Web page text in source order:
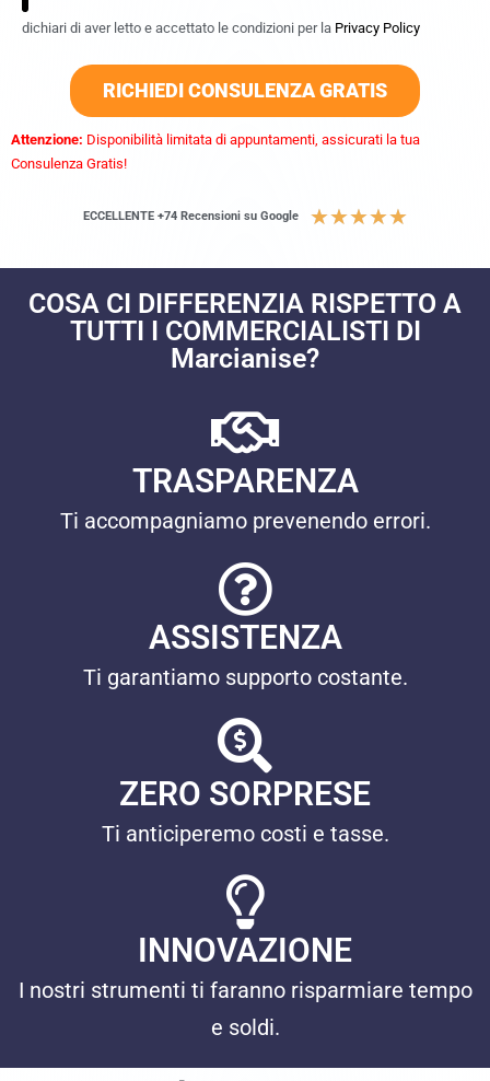
dichiari di aver letto e accettato le condizioni per la Privacy Policy
RICHIEDI CONSULENZA GRATIS
Attenzione: Disponibilità limitata di appuntamenti, assicurati la tua
Consulenza Gratis!
ECCELLENTE +74 Recensioni su Google ★★★★★
COSA CI DIFFERENZIA RISPETTO A
TUTTI I COMMERCIALISTI DI
Marcianise?
TRASPARENZA
Ti accompagniamo prevenendo errori.
ASSISTENZA
Ti garantiamo supporto costante.
ZERO SORPRESE
Ti anticiperemo costi e tasse.
INNOVAZIONE
I nostri strumenti ti faranno risparmiare tempo
e soldi.